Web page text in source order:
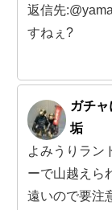
返信先
すねぇ?
ガチ
垢
よみうりラン
ーで山越えら
遠いので要注